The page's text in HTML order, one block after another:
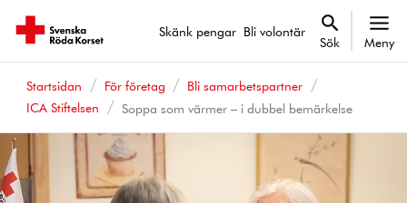
Skänk pengar Bli volontär
Sök Meny
Startsidan För företag
Bli samarbetspartner
ICA Stiftelsen
Soppa som värmer – i dubbel bemärkelse